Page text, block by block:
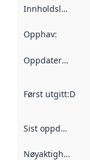
Innholdsleverandører
Opphav:
Oppdateringsfrekvens
Først utgitt:
Sist oppdatert
Nøyaktighet